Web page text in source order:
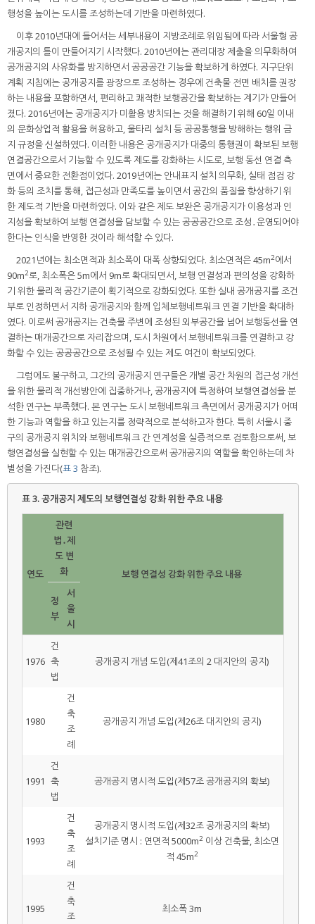
행성을 높이는 도시를 조성하는데 기반을 마련하였다.
이후 2010년대에 들어서는 세부내용이 지방조례로 위임됨에 따라 서울형 공
개공지의 틀이 만들어지기 시작했다. 2010년에는 관리대장 제출을 의무화하여
공개공지의 사유화를 방지하면서 공공공간 기능을 확보하게 하였다. 지구단위
계획 지침에는 공개공지를 광장으로 조성하는 경우에 건축물 전면 배치를 권장
하는 내용을 포함하면서, 편리하고 쾌적한 보행공간을 확보하는 계기가 만들어
졌다. 2016년에는 공개공지가 미활용 방치되는 것을 해결하기 위해 60일 이내
의 문화상업적 활용을 허용하고, 울타리 설치 등 공공통행을 방해하는 행위 금
지 규정을 신설하였다. 이러한 내용은 공개공지가 대중의 통행권이 확보된 보행
연결공간으로서 기능할 수 있도록 제도를 강화하는 시도로, 보행 동선 연결 측
면에서 중요한 전환점이었다. 2019년에는 안내표지 설치 의무화, 실태 점검 강
화 등의 조치를 통해, 접근성과 만족도를 높이면서 공간의 품질을 향상하기 위
한 제도적 기반을 마련하였다. 이와 같은 제도 보완은 공개공지가 이용성과 인
지성을 확보하여 보행 연결성을 담보할 수 있는 공공공간으로 조성․운영되어야
한다는 인식을 반영한 것이라 해석할 수 있다.
2021년에는 최소면적과 최소폭이 대폭 상향되었다. 최소면적은 45m2에서
90m2로, 최소폭은 5m에서 9m로 확대되면서, 보행 연결성과 편의성을 강화하
기 위한 물리적 공간기준이 획기적으로 강화되었다. 또한 실내 공개공지를 조건
부로 인정하면서 지하 공개공지와 함께 입체보행네트워크 연결 기반을 확대하
였다. 이로써 공개공지는 건축물 주변에 조성된 외부공간을 넘어 보행동선을 연
결하는 매개공간으로 자리잡으며, 도시 차원에서 보행네트워크를 연결하고 강
화할 수 있는 공공공간으로 조성될 수 있는 제도 여건이 확보되었다.
그럼에도 불구하고, 그간의 공개공지 연구들은 개별 공간 차원의 접근성 개선
을 위한 물리적 개선방안에 집중하거나, 공개공지에 특정하여 보행연결성을 분
석한 연구는 부족했다. 본 연구는 도시 보행네트워크 측면에서 공개공지가 어떠
한 기능과 역할을 하고 있는지를 정략적으로 분석하고자 한다. 특히 서울시 중
구의 공개공지 위치와 보행네트워크 간 연계성을 실증적으로 검토함으로써, 보
행연결성을 실현할 수 있는 매개공간으로써 공개공지의 역할을 확인하는데 차
별성을 가진다(표 3 참조).
표 3.공개공지 제도의 보행연결성 강화 위한 주요 내용
연도
관련
법․제
도 변
화
보행 연결성 강화 위한 주요 내용
정
부
서
울
시
1976
건
축
법
공개공지 개념 도입(제41조의 2 대지안의 공지)
1980
건
축
조
례
공개공지 개념 도입(제26조 대지안의 공지)
1991
건
축
법
공개공지 명시적 도입(제57조 공개공지의 확보)
1993
건
축
조
례
공개공지 명시적 도입(제32조 공개공지의 확보)
설치기준 명시 : 연면적 5000m2이상 건축물, 최소면
적 45m2
1995
건
축
조
최소폭 3m